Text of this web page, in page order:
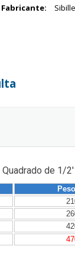
Fabricante: Sibille
de 1/